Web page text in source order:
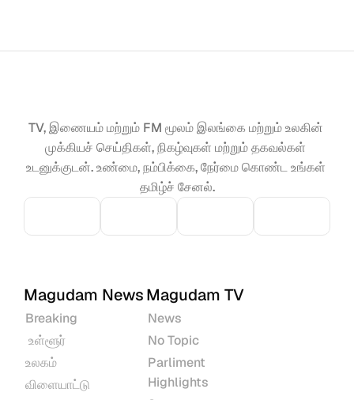
TV, இணையம் மற்றும் FM மூலம் இலங்கை மற்றும் உலகின்
முக்கியச் செய்திகள், நிகழ்வுகள் மற்றும் தகவல்கள்
உடனுக்குடன். உண்மை, நம்பிக்கை, நேர்மை கொண்ட உங்கள்
தமிழ்ச் சேனல்.
Magudam News
Breaking
உள்ளூர்
உலகம்
விளையாட்டு
Magudam TV
News
No Topic
Parliment
Highlights